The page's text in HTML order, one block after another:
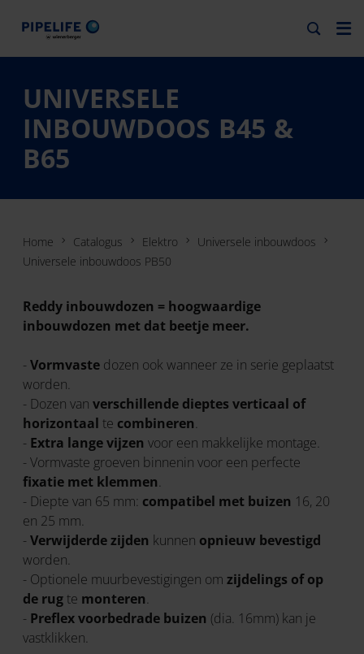
UNIVERSELE
INBOUWDOOS B45 &
B65
Home Catalogus Elektro
Universele inbouwdoos
Universele inbouwdoos PB50
Reddy inbouwdozen = hoogwaardige
inbouwdozen met dat beetje meer.
- Vormvaste dozen ook wanneer ze in serie geplaatst
worden.
- Dozen van verschillende dieptes verticaal of
horizontaal te combineren.
- Extra lange vijzen voor een makkelijke montage.
- Vormvaste groeven binnenin voor een perfecte
fixatie met klemmen.
- Diepte van 65 mm: compatibel met buizen 16, 20
en 25 mm.
- Verwijderde zijden kunnen opnieuw bevestigd
worden.
- Optionele muurbevestigingen om zijdelings of op
de rugte monteren.
- Preflex voorbedrade buizen (dia. 16mm) kan je
vastklikken.